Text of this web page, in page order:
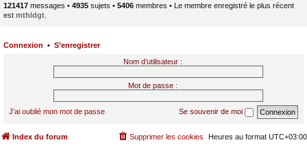
121417 messages • 4935 sujets • 5406 membres • Le membre enregistré le plus récent
est mthldgt
Connexion • S’enregistrer
Nom d’utilisateur :
Mot de passe :
J’ai oublié mon mot de passe Se souvenir de moi
Index du forum Heures au format UTC+03:00
Supprimer les cookies